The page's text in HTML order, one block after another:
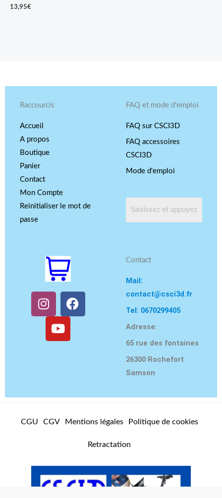
13,95€
Raccourcis
Accueil
A propos
Boutique
Panier
Contact
Mon Compte
Reinitialiser le mot de
passe
FAQ et mode d'emploi
FAQ sur CSCI3D
FAQ accessoires
CSCI3D
Mode d'emploi
I
n
s
m
F
a
Y
u
t
Contact
Mail:
contact@csci3d.fr
Tel: 0670299405
Adresse:
65 rue des fontaines
26300 Rochefort
Samson
CGU CGV Mentions légales Politique de cookies
Retractation